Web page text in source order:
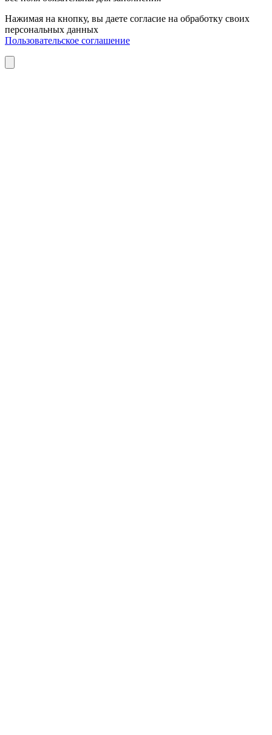
Нажимая на кнопку, вы даете согласие на обработку своих
персональных данных
Пользовательское соглашение